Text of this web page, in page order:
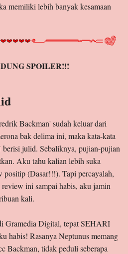
memiliki lebih banyak kesamaan
SPOILER!!!
Backman' sudah keluar dari
bak delima ini, maka kata-kata
julid. Sebaliknya, pujian-pujian
Aku tahu kalian lebih suka
(Dasar!!!). Tapi percayalah,
ini sampai habis, aku jamin
kali.
Gramedia Digital, tepat SEHARI
habis! Rasanya Neptunus memang
Backman, tidak peduli seberapa